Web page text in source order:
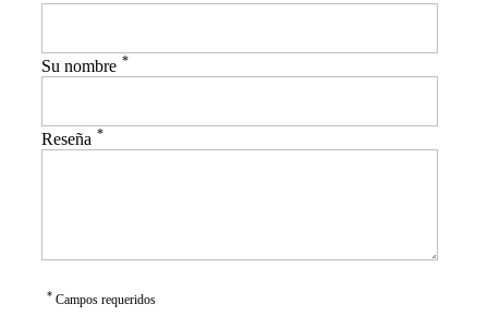
Su nombre *
Reseña *
* Campos requeridos